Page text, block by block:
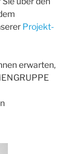
Projekt-
erwarten,